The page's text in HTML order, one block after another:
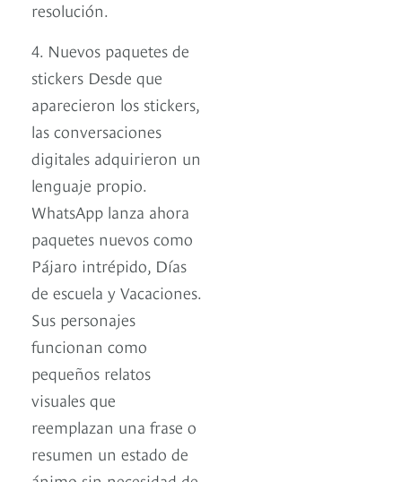
resolución.
4. Nuevos paquetes de
stickers Desde que
aparecieron los stickers,
las conversaciones
digitales adquirieron un
lenguaje propio.
WhatsApp lanza ahora
paquetes nuevos como
Pájaro intrépido, Días
de escuela y Vacaciones.
Sus personajes
funcionan como
pequeños relatos
visuales que
reemplazan una frase o
resumen un estado de